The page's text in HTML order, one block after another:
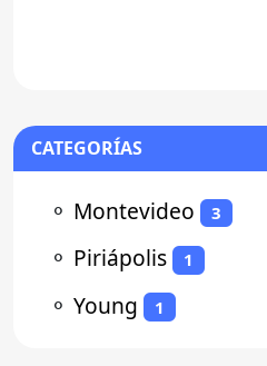
CATEGORÍAS
⚬ Montevideo 3
⚬ Piriápolis 1
⚬ Young 1